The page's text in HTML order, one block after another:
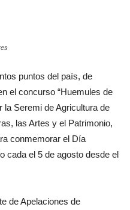
puntos del país, de
el concurso “Huemules de
la Seremi de Agricultura de
las Artes y el Patrimonio,
conmemorar el Día
cada el 5 de agosto desde el
de Apelaciones de